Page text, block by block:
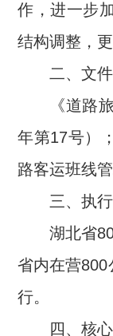
作，进一步
结构调整，
二、文
《道路
年第17号）
路客运班线
三、执
湖北省
省内在营
行。
四、核